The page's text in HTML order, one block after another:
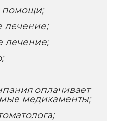
помощи;
лечение;
лечение;
оплачивает
медикаменты;